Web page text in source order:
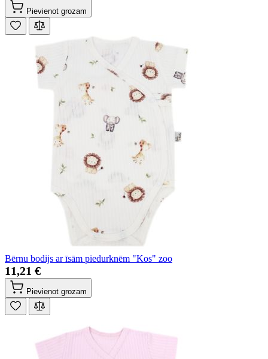
Pievienot grozam
Bērnu bodijs ar īsām piedurknēm "Kos" zoo
11,21 €
Pievienot grozam